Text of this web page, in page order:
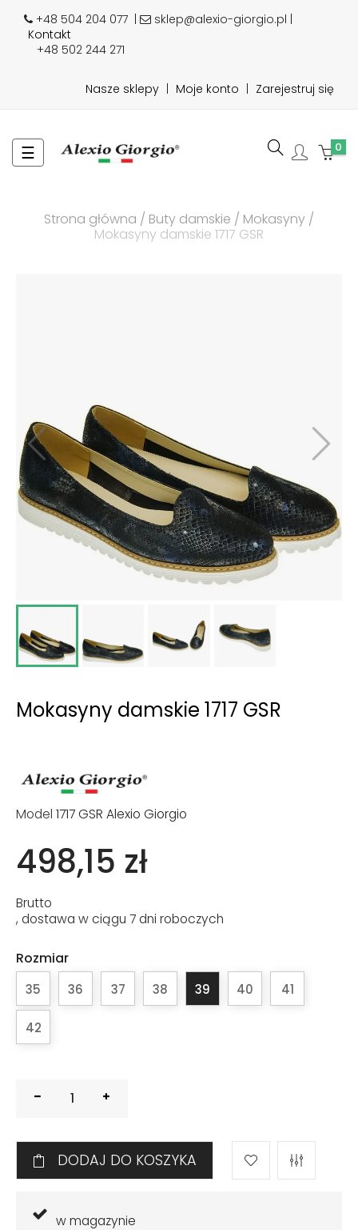
+48 504 204 077
sklep@alexio-giorgio.pl |
Kontakt
+48 502 244 271
Nasze sklepy Moje konto Zarejestruj się
Toggle
navigation
☰ 0
Strona główna Buty damskie
Mokasyny
Mokasyny damskie 1717 GSR
Mokasyny damskie 1717 GSR
Model 1717 GSR Alexio Giorgio
498,15 zł
Brutto
, dostawa w ciągu 7 dni roboczych
Rozmiar
35 36 37 38 39 40 41
42
DODAJ DO KOSZYKA
w magazynie